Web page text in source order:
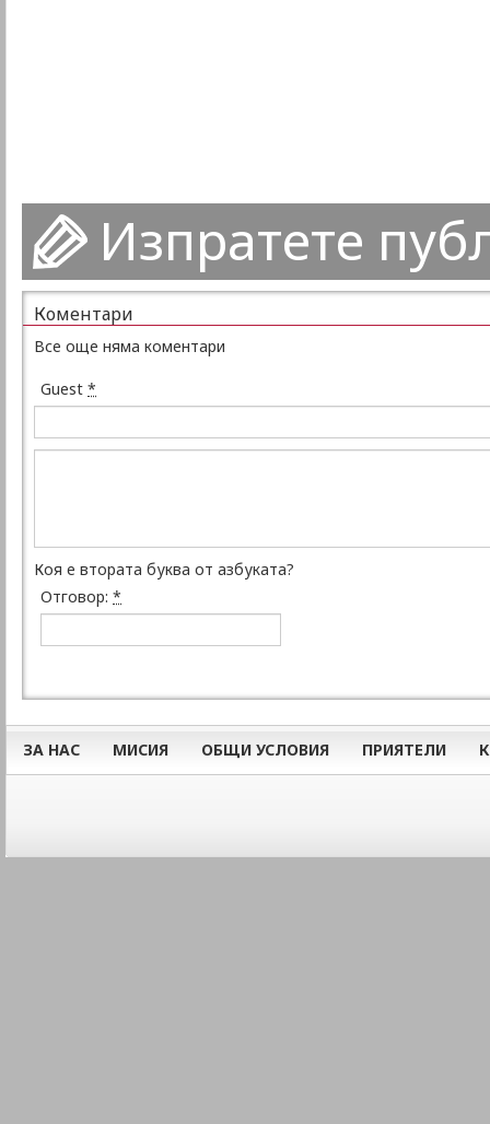
Изпратете
Коментари
Все още няма коментари
Guest *
Коя е втората буква от азбуката?
Отговор: *
ЗА НАС МИСИЯ ОБЩИ УСЛОВИЯ ПРИЯТЕЛИ